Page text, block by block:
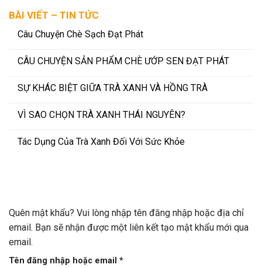
Quên mật khẩu? Vui lòng nhập tên đăng nhập hoặc địa chỉ
email. Bạn sẽ nhận được một liên kết tạo mật khẩu mới qua
email.
Tên đăng nhập hoặc email *Bắt
BÀI VIẾT – TIN TỨC
Câu Chuyện Chè Sạch Đạt Phát
CÂU CHUYỆN SẢN PHẨM CHÈ ƯỚP SEN ĐẠT PHÁT
SỰ KHÁC BIỆT GIỮA TRÀ XANH VÀ HỒNG TRÀ
VÌ SAO CHỌN TRÀ XANH THÁI NGUYÊN?
Tác Dụng Của Trà Xanh Đối Với Sức Khỏe